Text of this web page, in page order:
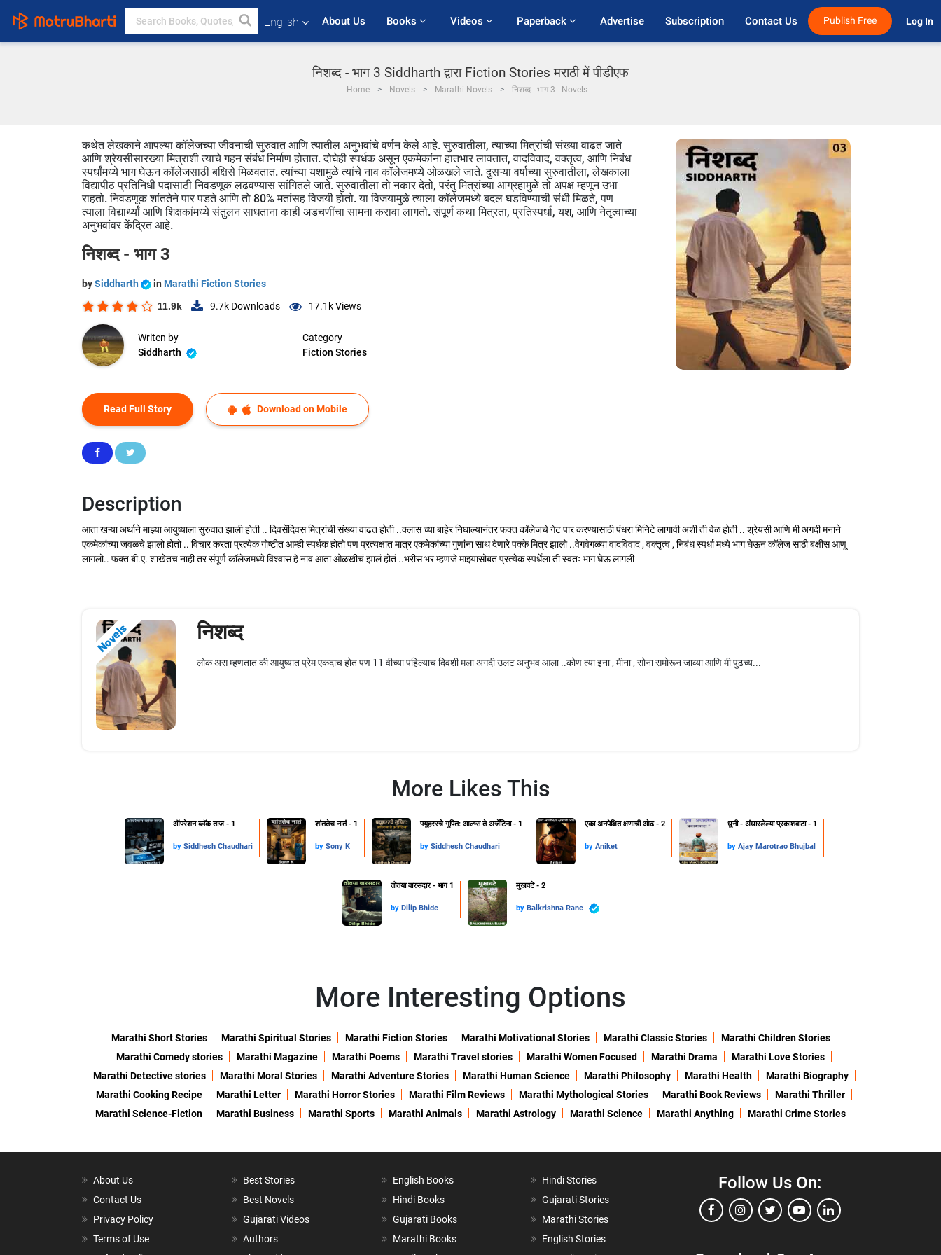
English About Us Books Videos Paperback Advertise Subscription Contact Us Publish Free Log In
निशब्द - भाग 3 Siddharth द्वारा Fiction Stories मराठी में पीडीएफ
Home Novels Marathi Novels निशब्द - भाग 3 - Novels
कथेत लेखकाने आपल्या कॉलेजच्या जीवनाची सुरुवात आणि त्यातील अनुभवांचे वर्णन केले आहे. सुरुवातीला, त्याच्या मित्रांची संख्या वाढत जाते
आणि श्रेयसीसारख्या मित्राशी त्याचे गहन संबंध निर्माण होतात. दोघेही स्पर्धक असून एकमेकांना हातभार लावतात, वादविवाद, वक्तृत्व, आणि निबंध
स्पर्धांमध्ये भाग घेऊन कॉलेजसाठी बक्षिसे मिळवतात. त्यांच्या यशामुळे त्यांचे नाव कॉलेजमध्ये ओळखले जाते. दुसऱ्या वर्षाच्या सुरुवातीला, लेखकाला
विद्यापीठ प्रतिनिधी पदासाठी निवडणूक लढवण्यास सांगितले जाते. सुरुवातीला तो नकार देतो, परंतु मित्रांच्या आग्रहामुळे तो अपक्ष म्हणून उभा
राहतो. निवडणूक शांततेने पार पडते आणि तो 80% मतांसह विजयी होतो. या विजयामुळे त्याला कॉलेजमध्ये बदल घडविण्याची संधी मिळते, पण
त्याला विद्यार्थ्यां आणि शिक्षकांमध्ये संतुलन साधताना काही अडचणींचा सामना करावा लागतो. संपूर्ण कथा मित्रता, प्रतिस्पर्धा, यश, आणि नेतृत्वाच्या
अनुभवांवर केंद्रित आहे.
निशब्द - भाग 3
bySiddharth in Marathi Fiction Stories
11.9k 9.7k Downloads 17.1kViews
Writen by
Siddharth
Category
Fiction Stories
Read Full Story Download on Mobile
Description
आता खऱ्या अर्थाने माझ्या आयुष्याला सुरुवात झाली होती .. दिवसेंदिवस मित्रांची संख्या वाढत होती ..क्लास च्या बाहेर निघाल्यानंतर फक्त कॉलेजचे गेट पार करण्यासाठी पंधरा मिनिटे लागावी अशी ती वेळ होती .. श्रेयसी आणि मी अगदी मनाने
एकमेकांच्या जवळचे झालो होतो .. विचार करता प्रत्येक गोष्टीत आम्ही स्पर्धक होतो पण प्रत्यक्षात मात्र एकमेकांच्या गुणांना साथ देणारे पक्के मित्र झालो ..वेगवेगळ्या वादविवाद , वक्तृत्व , निबंध स्पर्धा मध्ये भाग घेऊन कॉलेज साठी बक्षीस आणू
लागलो.. फक्त बी.ए. शाखेतच नाही तर संपूर्ण कॉलेजमध्ये विश्वास हे नाव आता ओळखीचं झालं होतं ..भरीस भर म्हणजे माझ्यासोबत प्रत्येक स्पर्धेला ती स्वतः भाग घेऊ लागली
Novels निशब्द
लोक अस म्हणतात की आयुष्यात प्रेम एकदाच होत पण 11 वीच्या पहिल्याच दिवशी मला अगदी उलट अनुभव आला ..कोण त्या इना , मीना , सोना समोरून जाव्या आणि मी पुढच्य...
More Likes This
ऑपरेशन ब्लॅक ताज - 1
by Siddhesh Chaudhari
शांततेच नातं - 1
by Sony K
फ्युहररचे गुपित: आल्प्स ते अर्जेंटिना - 1
by Siddhesh Chaudhari
एका अनपेक्षित क्षणाची ओढ - 2
by Aniket
धुनी - अंधारलेल्या प्रकाशवाटा - 1
by Ajay Marotrao Bhujbal
तोतया वारसदार - भाग 1
by Dilip Bhide
मुखवटे - 2
by Balkrishna Rane
More Interesting Options
Marathi Short Stories Marathi Spiritual Stories Marathi Fiction Stories Marathi Motivational Stories Marathi Classic Stories
Marathi Children Stories
Marathi Comedy stories
Marathi Magazine Marathi Poems Marathi Travel stories Marathi Women Focused Marathi Drama
Marathi Love Stories
Marathi Detective stories
Marathi Moral Stories Marathi Adventure Stories Marathi Human Science Marathi Philosophy Marathi Health
Marathi Biography
Marathi Cooking Recipe
Marathi Letter Marathi Horror Stories Marathi Film Reviews Marathi Mythological Stories Marathi Book Reviews
Marathi Thriller
Marathi Science-Fiction
Marathi Business Marathi Sports Marathi Animals Marathi Astrology Marathi Science Marathi Anything Marathi Crime Stories
About Us
Contact Us
Privacy Policy
Terms of Use
Best Stories
Best Novels
Gujarati Videos
Authors
English Books
Hindi Books
Gujarati Books
Marathi Books
Hindi Stories
Gujarati Stories
Marathi Stories
English Stories
Follow Us On: